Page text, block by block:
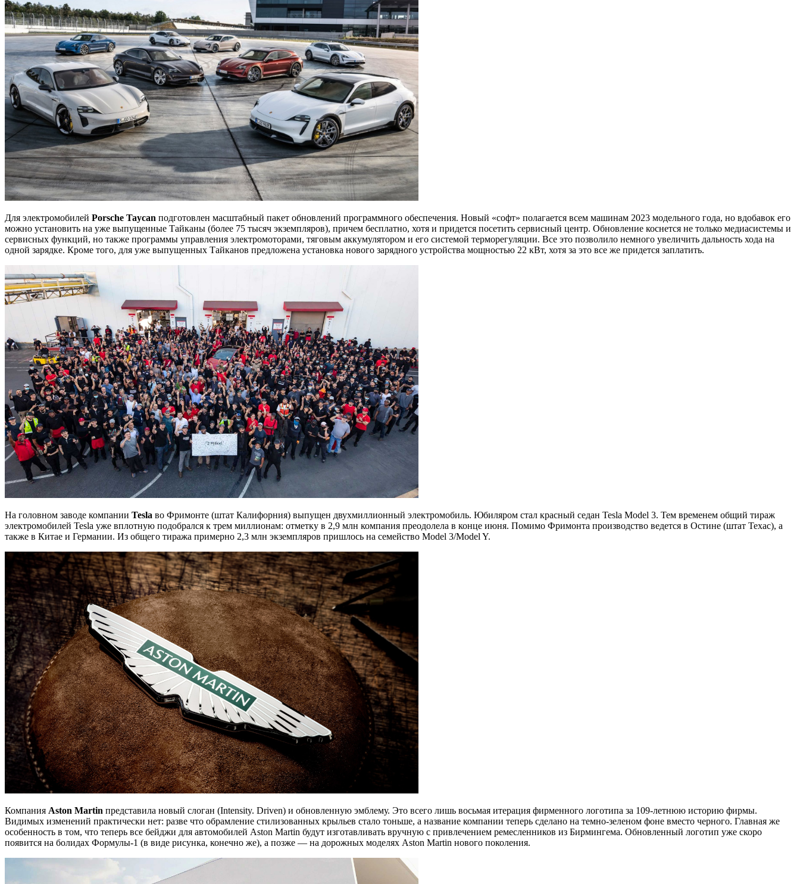
Для электромобилей Porsche Taycan подготовлен масштабный пакет обновлений программного обеспечения. Новый «софт» полагается всем машинам 2023 модельного года, но вдобавок его
можно установить на уже выпущенные Тайканы (более 75 тысяч экземпляров), причем бесплатно, хотя и придется посетить сервисный центр. Обновление коснется не только медиасистемы и
сервисных функций, но также программы управления электромоторами, тяговым аккумулятором и его системой терморегуляции. Все это позволило немного увеличить дальность хода на
одной зарядке. Кроме того, для уже выпущенных Тайканов предложена установка нового зарядного устройства мощностью 22 кВт, хотя за это все же придется заплатить.
На головном заводе компании Tesla во Фримонте (штат Калифорния) выпущен двухмиллионный электромобиль. Юбиляром стал красный седан Tesla Model 3. Тем временем общий тираж
электромобилей Tesla уже вплотную подобрался к трем миллионам: отметку в 2,9 млн компания преодолела в конце июня. Помимо Фримонта производство ведется в Остине (штат Техас), а
также в Китае и Германии. Из общего тиража примерно 2,3 млн экземпляров пришлось на семейство Model 3/Model Y.
Компания Aston Martin представила новый слоган (Intensity. Driven) и обновленную эмблему. Это всего лишь восьмая итерация фирменного логотипа за 109-летнюю историю фирмы.
Видимых изменений практически нет: разве что обрамление стилизованных крыльев стало тоньше, а название компании теперь сделано на темно-зеленом фоне вместо черного. Главная же
особенность в том, что теперь все бейджи для автомобилей Aston Martin будут изготавливать вручную с привлечением ремесленников из Бирмингема. Обновленный логотип уже скоро
появится на болидах Формулы-1 (в виде рисунка, конечно же), а позже — на дорожных моделях Aston Martin нового поколения.